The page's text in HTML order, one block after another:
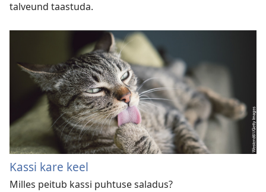
talveund taastuda.
Kassi kare keel
Milles peitub kassi puhtuse saladus?